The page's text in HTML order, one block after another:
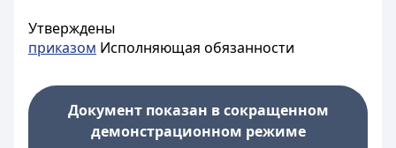
Утверждены
приказом Исполняющая обязанности
Документ показан в сокращенном
демонстрационном режиме